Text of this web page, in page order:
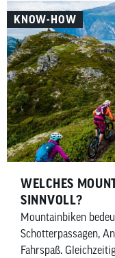
Neuer Kids
KNOW-HOW
WELCHES
SINNVOLL?
Mountainbiken
Schotterpassagen,
Fahrspaß.